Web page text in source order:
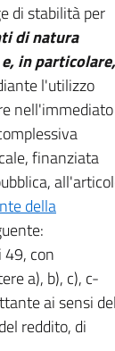
di stabilità per
di natura
in particolare,
l'utilizzo
nell'immediato
finanziata
della
con
a), b), c), c-
ai sensi del
reddito, di